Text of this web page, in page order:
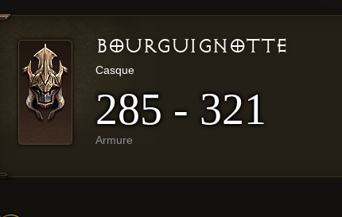
BOURGUIGNOTTE
Casque
285 - 321
Armure